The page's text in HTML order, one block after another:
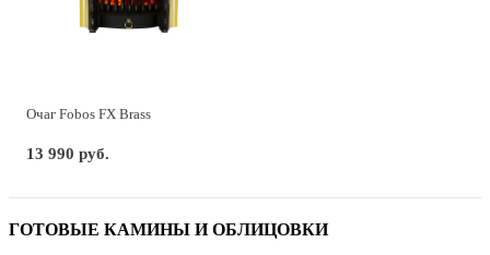
Очаг Fobos FX Brass
13 990 руб.
ГОТОВЫЕ КАМИНЫ И ОБЛИЦОВКИ